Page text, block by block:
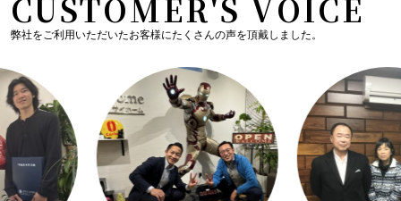
CUSTOMER'S VOICE
弊社をご利用いただいたお客様にたくさんの声を頂戴しました。